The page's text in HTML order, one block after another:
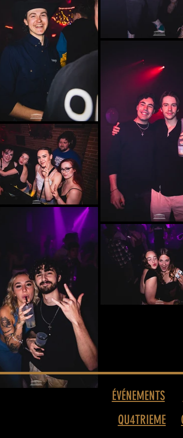
ÉVÉNEMENTS
QU4TRIEME